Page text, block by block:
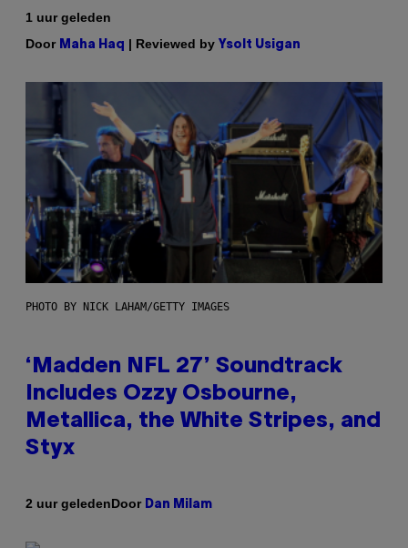
1 uur geleden
Door Maha Haq | Reviewed by Ysolt Usigan
PHOTO BY NICK LAHAM/GETTY IMAGES
‘Madden NFL 27’ Soundtrack
Includes Ozzy Osbourne,
Metallica, the White Stripes, and
Styx
2 uur geledenDoor Dan Milam